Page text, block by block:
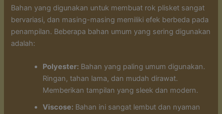
Bahan yang digunakan untuk membuat rok plisket sangat
bervariasi, dan masing-masing memiliki efek berbeda pada
penampilan. Beberapa bahan umum yang sering digunakan
adalah:
Polyester: Bahan yang paling umum digunakan.
Ringan, tahan lama, dan mudah dirawat.
Memberikan tampilan yang sleek dan modern.
Viscose: Bahan ini sangat lembut dan nyaman